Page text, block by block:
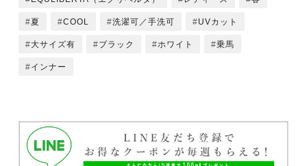
夏 COOL 洗濯可／手洗可 UVカット
大サイズ有 ブラック ホワイト 乗馬
インナー